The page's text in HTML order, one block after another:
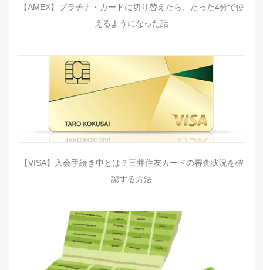
【AMEX】プラチナ・カードに切り替えたら、たった4分で使
えるようになった話
【VISA】入会手続き中とは？三井住友カードの審査状況を確
認する方法